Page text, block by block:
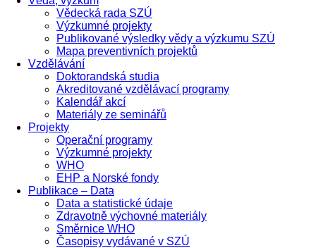
Vědecká rada SZÚ
Výzkumné projekty
Publikované výsledky vědy a výzkumu SZÚ
Mapa preventivních projektů
Vzdělávání
Doktorandská studia
Akreditované vzdělávací programy
Kalendář akcí
Materiály ze seminářů
Projekty
Operační programy
Výzkumné projekty
WHO
EHP a Norské fondy
Publikace – Data
Data a statistické údaje
Zdravotně výchovné materiály
Směrnice WHO
Časopisy vydávané v SZÚ